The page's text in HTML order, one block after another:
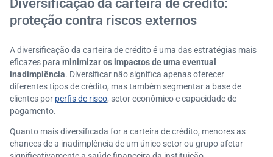
Diversificação da carteira de crédito:
proteção contra riscos externos
A diversificação da carteira de crédito é uma das estratégias mais
eficazes para minimizar os impactos de uma eventual
inadimplência. Diversificar não significa apenas oferecer
diferentes tipos de crédito, mas também segmentar a base de
clientes por perfis de risco, setor econômico e capacidade de
pagamento.
Quanto mais diversificada for a carteira de crédito, menores as
chances de a inadimplência de um único setor ou grupo afetar